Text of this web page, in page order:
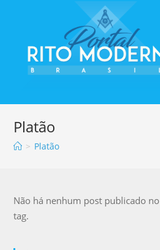
Platão
> Platão
Não há nenhum post publicado
tag.